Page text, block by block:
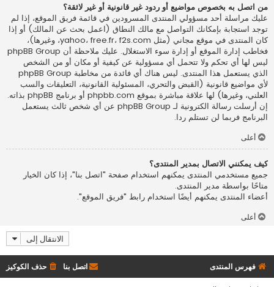
من اتصل به بخصوص مواضيع أو ردود غير قانونية أو غير لائقة؟
عليك مراسلة أحد مسؤولي المنتدى المسرودين في قائمة فريق الموقع، إذا لم
توجد استجابة بإمكانك التواصل مع مالك النطاق (اعمل بحث عن المالك) أو إذا
كان المنتدى في موقع مجاني (مثل yahoo، free.fr، f2s.com، وغيرها)،
فخاطب إدارة الموقع أو إدارة سوء الاستغلال. عليك ملاحظة أن phpBB Group
ليس لها أي تحكم ولا تتحمل أي مسؤولية عن كيفية أو مكان أو من الشخص
الذي يستعمل هذا المنتدى. ليس هناك أي فائدة من مخاطبة phpBB Group
لأي مواضيع قانونية (القبض والتحري، المسئولية القانونية، التعليقات والسب
العلني، وغيرها) لها علاقة مباشرة بموقع phpbb.com أو برنامج phpBB بذاته.
إن أرسلت رسالة الكترونية لـ phpBB Group عن أي شخص ثالث يستعمل
البرنامج فربما لن تستلم ردا.
أعلى
كيف يمكنني الاتصال بمدير المنتدى؟
جميع مستخدمي المنتدى يمكنهم استخدام صفحة "اتصل بنا"، إذا كان الخيار
متاحًا بواسطة مدير المنتدى.
أعضاء المنتدى يمكنهم أيضًا استخدام رابط "فريق الموقع".
أعلى
الانتقال إلى
فهرس المنتدى حذف الكوكيز اتصل بنا